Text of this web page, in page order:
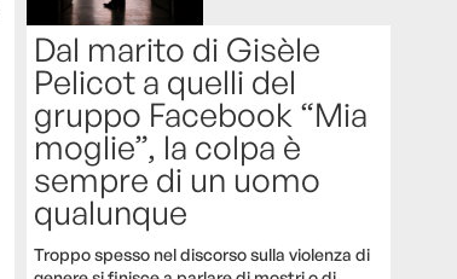
Dal marito di Gisèle
Pelicot a quelli del
gruppo Facebook “Mia
moglie”, la colpa è
sempre di un uomo
qualunque
Troppo spesso nel discorso sulla violenza di